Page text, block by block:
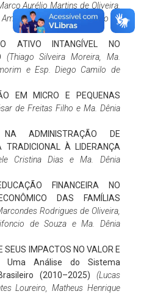
Aurélio Martins de Oliveira,
e Esp. Diego Camilo de
ATIVO INTANGÍVEL NO
(Thiago Silveira Moreira, Ma.
e Esp. Diego Camilo de
EM MICRO E PEQUENAS
de Freitas Filho e Ma. Dênia
NA ADMINISTRAÇÃO DE
TRADICIONAL À LIDERANÇA
Cristina Dias e Ma. Dênia
FINANCEIRA NO
DAS FAMÍLIAS
Rodrigues de Oliveira,
de Souza e Ma. Dênia
SEUS IMPACTOS NO VALOR E
Uma Análise do Sistema
(2010–2025)
(Lucas
Loureiro, Matheus Henrique